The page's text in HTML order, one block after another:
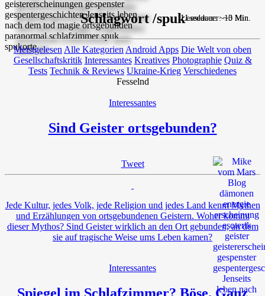
Schlagwort /spuk
Meistgelesen Alle Kategorien Android Apps Die Welt von oben
Gesellschaftskritik Interessantes Kreatives Photographie Quiz &
Tests Technik & Reviews Ukraine-Krieg Verschiedenes
Fesselnd
Interessantes
Sind Geister ortsgebunden?
Tweet
Lesedauer: ~10 Min.
Jede Kultur, jedes Volk, jede Religion und jedes Land kennt Mythen
und Erzählungen von ortsgebundenen Geistern. Woher kommt
dieser Mythos? Sind Geister wirklich an den Ort gebunden, an dem
sie auf tragische Weise ums Leben kamen?
Interessantes
Spiegel im Schlafzimmer? Böse. Ganz
Lesedauer: ~3 Min.